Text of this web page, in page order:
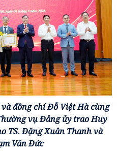
đồng chí Đỗ Việt Hà cùng
vụ Đảng ủy trao Huy
TS. Đặng Xuân Thanh và
Văn Đức